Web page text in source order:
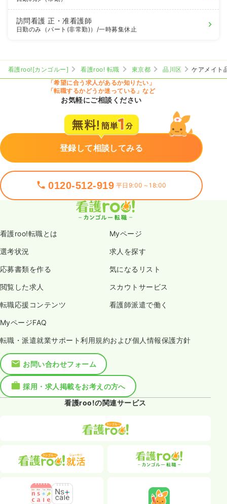
訪問看護正・准看護師
日勤のみ（パート(非常勤)） /一時募集休止
看護roo![カンゴルー] 看護roo! 転職 東京都 品川区
ケアメイト
「希望に合う求人があるか知りたい」
「転職するかどうか迷っている」など
お気軽にご相談ください
登録して相談してみる
0120-512-919 平日9:00～18:00
看護roo!転職とは Myページ
選考状況 求人を探す
応募書類を作る 気になるリスト
閲覧した求人 スカウトサービス
転職応援コンテンツ 看護師派遣で働く
MyページFAQ
転職・派遣就業サポート利用規約および個人情報保護方針
お問い合わせフォーム
採用・求人掲載をお考えの方へ
看護roo!の関連サービス